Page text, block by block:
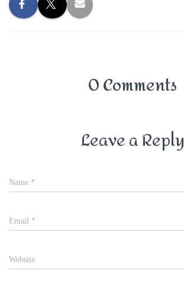
0 Comments
Leave a Reply
Name *
Email *
Website